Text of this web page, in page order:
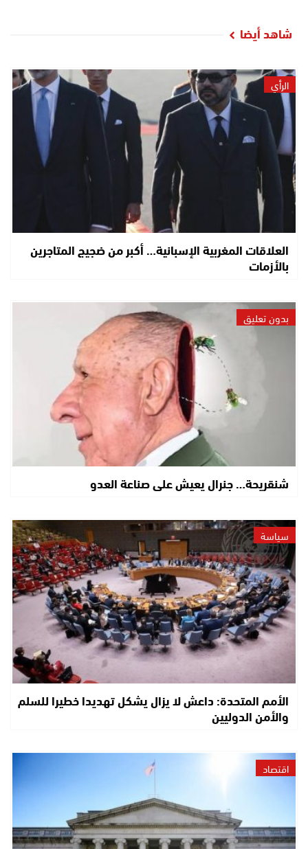
شاهد أيضا
الرأي
العلاقات المغربية الإسبانية… أكبر من ضجيج المتاجرين
بالأزمات
بدون تعليق
شنقريحة… جنرال يعيش على صناعة العدو
سياسة
الأمم المتحدة: داعش لا يزال يشكل تهديدا خطيرا للسلم
والأمن الدوليين
اقتصاد